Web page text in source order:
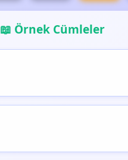
📖 Örnek Cümleler